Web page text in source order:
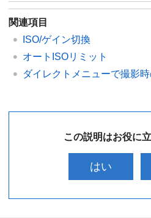
関連項目
ISO/ゲイン切換
オートISOリミット
ダイレクトメニューで撮影
この説明はお役に
はい